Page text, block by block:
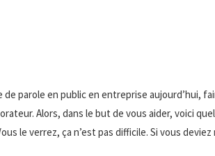
parole en public en entreprise aujourd’hui,
Alors, dans le but de vous aider, voici
le verrez, ça n’est pas difficile. Si vous